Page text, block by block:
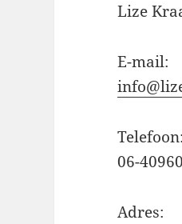
Lize
E-mail:
Telefoon:
06-
Adres: